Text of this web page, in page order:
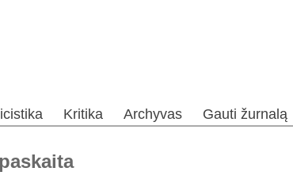
Kritika Archyvas Gauti žurnalą